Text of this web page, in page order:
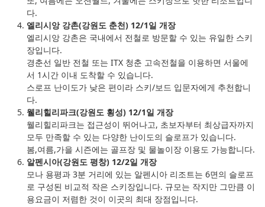
다.
엘리시앙 강촌(강원도 춘천) 12/1일 개장
엘리시앙 강촌은 국내에서 전철로 방문할 수 있는 유일한 스키
장입니다.
경춘선 일반 전철 또는 ITX 청춘 고속전철을 이용하면 서울에
서 1시간 이내 도착할 수 있습니다.
스로프 난이도가 낮은 편이라 스키/보드 입문자에게 추천합니
다.
웰리힐리파크(강원도 횡성) 12/1일 개장
웰리힐리파크는 접근성이 뛰어나고, 초보자부터 최상급자까지
모두 만족할 수 있는 다양한 난이도의 슬로프가 있습니다.
봄,여름,가을 시즌에는 골프장 및 물놀이장 이용도 가능합니다.
알펜시아(강원도 평창) 12/2일 개장
모나 용평과 3분 거리에 있는 알펜시아 리조트는 6면의 슬로프
로 구성된 비교적 작은 스키장입니다. 규모는 작지만 그만큼 이
용요금이 저렴한 것이 이곳의 최대 장점입니다.